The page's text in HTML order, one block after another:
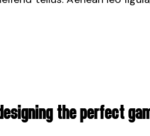
THE PERFECT